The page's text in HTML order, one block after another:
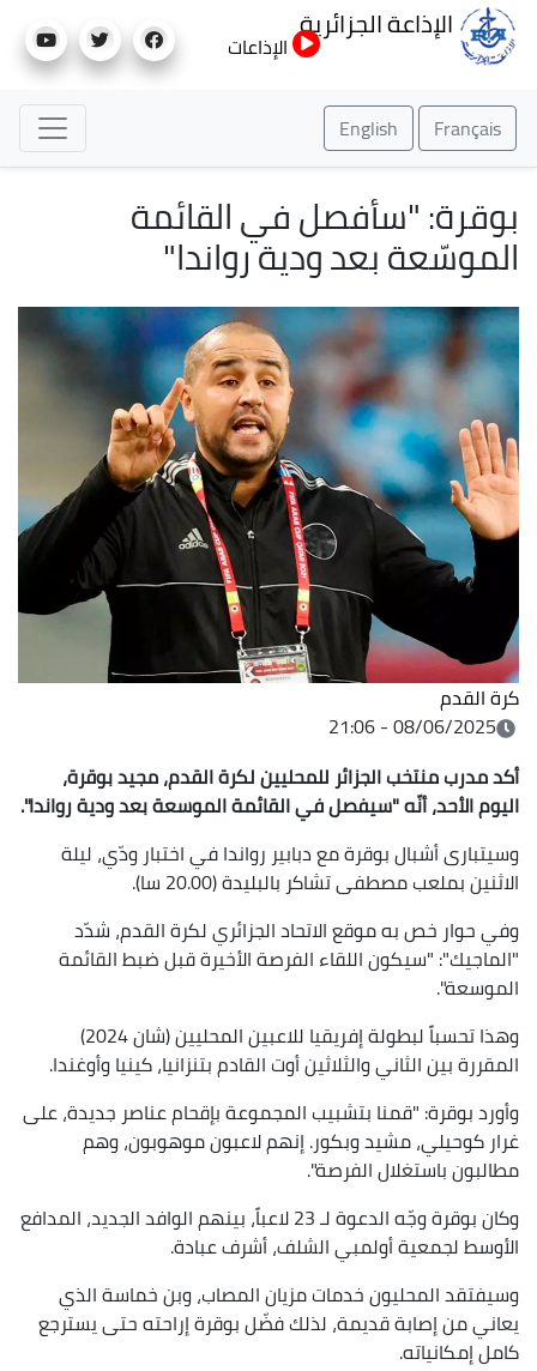
إلى
الإذاعة الجزائرية
الإذاعات
Français
English
بوقرة: "سأفصل في القائمة
الموسّعة بعد ودية رواندا"
كرة القدم
08/06/2025 - 21:06
أكد مدرب منتخب الجزائر للمحليين لكرة القدم، مجيد بوقرة،
اليوم الأحد، أنّه "سيفصل في القائمة الموسعة بعد ودية رواندا".
وسيتبارى أشبال بوقرة مع دبابير رواندا في اختبار ودّي، ليلة
الاثنين بملعب مصطفى تشاكر بالبليدة (20.00 سا).
وفي حوار خص به موقع الاتحاد الجزائري لكرة القدم، شدّد
"الماجيك": "سيكون اللقاء الفرصة الأخيرة قبل ضبط القائمة
الموسعة".
وهذا تحسباً لبطولة إفريقيا للاعبين المحليين (شان 2024)
المقررة بين الثاني والثلاثين أوت القادم بتنزانيا، كينيا وأوغندا.
وأورد بوقرة: "قمنا بتشبيب المجموعة بإقحام عناصر جديدة، على
غرار كوحيلي، مشيد وبكور. إنهم لاعبون موهوبون، وهم
مطالبون باستغلال الفرصة".
وكان بوقرة وجّه الدعوة لـ 23 لاعباً، بينهم الوافد الجديد، المدافع
الأوسط لجمعية أولمبي الشلف، أشرف عبادة.
وسيفتقد المحليون خدمات مزيان المصاب، وبن خماسة الذي
يعاني من إصابة قديمة، لذلك فضّل بوقرة إراحته حتى يسترجع
كامل إمكانياته.